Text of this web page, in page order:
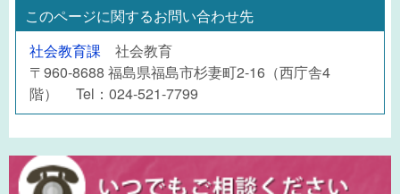
このページに関するお問い合わせ先
社会教育課 社会教育
〒960-8688 福島県福島市杉妻町2-16（西庁舎4
階） Tel：024-521-7799